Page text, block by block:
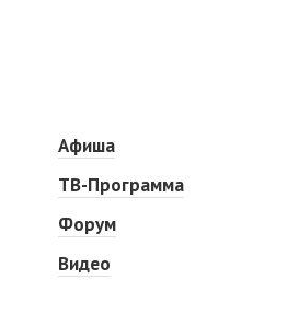
Афиша
ТВ-Программа
Форум
Видео